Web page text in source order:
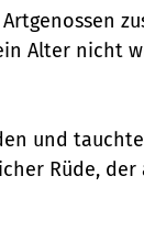
Alter nicht
und
Rüde, der